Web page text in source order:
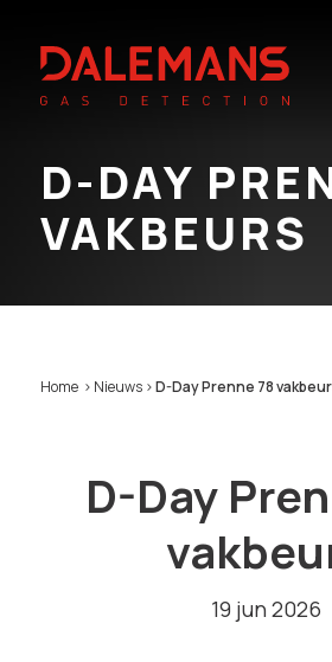
D-DAY
VAKBEURS
Home > Nieuws >D-Day Prenne 78
D-Day
19 jun 2026